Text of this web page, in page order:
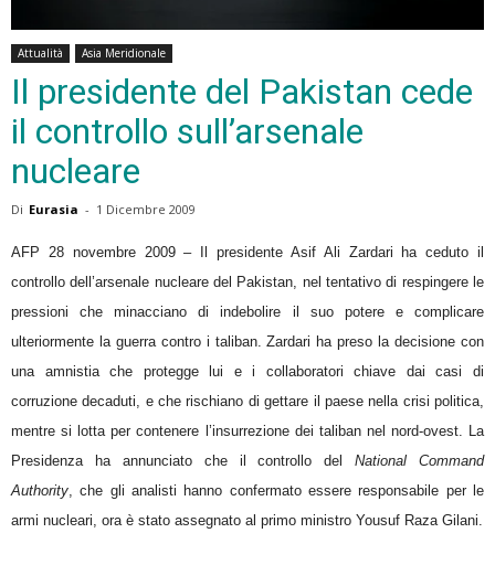
Attualità Asia Meridionale
Il presidente del Pakistan cede
il controllo sull’arsenale
nucleare
Di Eurasia - 1 Dicembre 2009
AFP 28 novembre 2009 – Il presidente Asif Ali Zardari ha ceduto il
controllo dell’arsenale nucleare del Pakistan, nel tentativo di respingere le
pressioni che minacciano di indebolire il suo potere e complicare
ulteriormente la guerra contro i taliban. Zardari ha preso la decisione con
una amnistia che protegge lui e i collaboratori chiave dai casi di
corruzione decaduti, e che rischiano di gettare il paese nella crisi politica,
mentre si lotta per contenere l’insurrezione dei taliban nel nord-ovest. La
Presidenza ha annunciato che il controllo delNational Command
Authority , che gli analisti hanno confermato essere responsabile per le
armi nucleari, ora è stato assegnato al primo ministro Yousuf Raza Gilani.